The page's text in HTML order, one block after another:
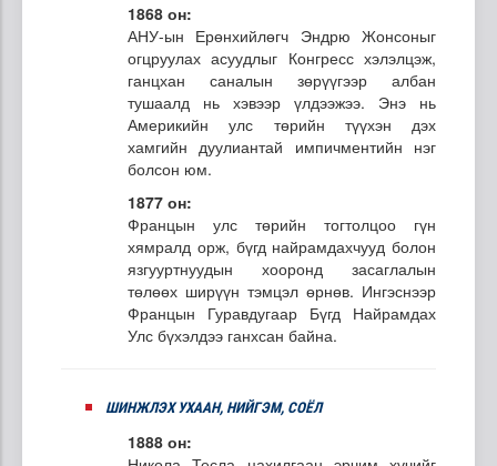
1868 он:
АНУ-ын Ерөнхийлөгч Эндрю Жонсоныг
огцруулах асуудлыг Конгресс хэлэлцэж,
ганцхан саналын зөрүүгээр албан
тушаалд нь хэвээр үлдээжээ. Энэ нь
Америкийн улс төрийн түүхэн дэх
хамгийн дуулиантай импичментийн нэг
болсон юм.
1877 он:
Францын улс төрийн тогтолцоо гүн
хямралд орж, бүгд найрамдахчууд болон
язгууртнуудын хооронд засаглалын
төлөөх ширүүн тэмцэл өрнөв. Ингэснээр
Францын Гуравдугаар Бүгд Найрамдах
Улс бүхэлдээ ганхсан байна.
ШИНЖЛЭХ УХААН, НИЙГЭМ, СОЁЛ
1888 он: